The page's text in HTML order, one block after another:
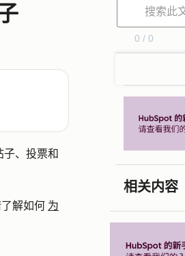
子、投票和
解如何 为
0 / 0
相关内容